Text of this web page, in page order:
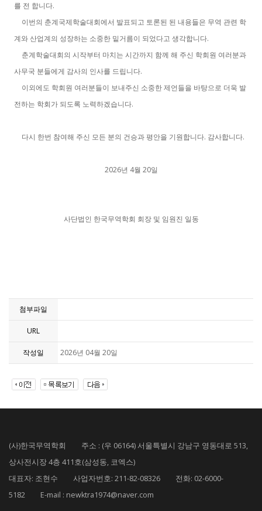
를 전 합니다.
이번의 춘계국제학술대회에서 발표되고 토론된 된 내용들은 무역 관련 학
계와 산업계의 성장하는 소중한 밑거름이 되었다고 생각합니다.
춘계학술대회의 시작부터 마치는 시간까지 함께 해 주신 학회원 여러분과
사무국 분들에게 감사의 인사를 드립니다.
이외에도 학회원 여러분들이 보내주신 소중한 제언들을 바탕으로 더욱 발
전하는 학회가 되도록 노력하겠습니다.
다시 한번 참여해 주신 모든 분의 건승과 평안을 기원합니다. 감사합니다.
2026년 4월 20일
사단법인 한국무역학회 회장 및 임원진 일동
첨부파일
URL
작성일 2026년 04월 20일
(사)한국무역학회 주소 : (우 06164) 서울특별시 강남구 영동대로 513,
상사전시장 4층 411호(삼성동, 코엑스)
대표자: 조현수 사업자번호: 211-82-08326 전화: 02-6000-
5182 E-mail : newktra1974@naver.com